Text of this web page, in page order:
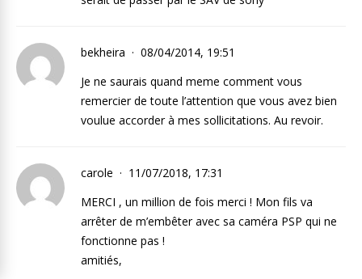
bekheira
08/04/2014, 19:51
Je ne saurais quand meme comment vous
remercier de toute l’attention que vous avez bien
voulue accorder à mes sollicitations. Au revoir.
carole
11/07/2018, 17:31
MERCI , un million de fois merci ! Mon fils va
arrêter de m’embêter avec sa caméra PSP qui ne
fonctionne pas !
amitiés,